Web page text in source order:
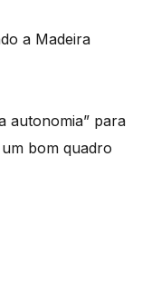
a Madeira
autonomia” para
bom quadro